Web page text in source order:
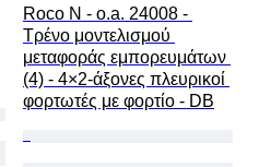
Roco N - o.a. 24008 -
Τρένο μοντελισμού
μεταφοράς εμπορευμάτων
(4) - 4×2-άξονες πλευρικοί
φορτωτές με φορτίο - DB